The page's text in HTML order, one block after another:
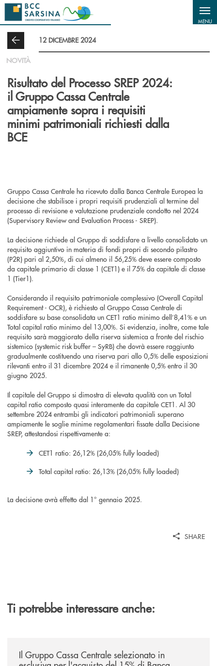
Salta al contenuto principale
MENU
12 DICEMBRE 2024
NOVITÀ
Risultato del Processo SREP 2024:
il Gruppo Cassa Centrale
ampiamente sopra i requisiti
minimi patrimoniali richiesti dalla
BCE
Gruppo Cassa Centrale ha ricevuto dalla Banca Centrale Europea la
decisione che stabilisce i propri requisiti prudenziali al termine del
processo di revisione e valutazione prudenziale condotto nel 2024
(Supervisory Review and Evaluation Process - SREP).
La decisione richiede al Gruppo di soddisfare a livello consolidato un
requisito aggiuntivo in materia di fondi propri di secondo pilastro
(P2R) pari al 2,50%, di cui almeno il 56,25% deve essere composto
da capitale primario di classe 1 (CET1) e il 75% da capitale di classe
1 (Tier1).
Considerando il requisito patrimoniale complessivo (Overall Capital
Requirement - OCR), è richiesto al Gruppo Cassa Centrale di
soddisfare su base consolidata un CET1 ratio minimo dell’8,41% e un
Total capital ratio minimo del 13,00%. Si evidenzia, inoltre, come tale
requisito sarà maggiorato della riserva sistemica a fronte del rischio
sistemico (systemic risk buffer – SyRB) che dovrà essere raggiunto
gradualmente costituendo una riserva pari allo 0,5% delle esposizioni
rilevanti entro il 31 dicembre 2024 e il rimanente 0,5% entro il 30
giugno 2025.
Il capitale del Gruppo si dimostra di elevata qualità con un Total
capital ratio composto quasi interamente da capitale CET1. Al 30
settembre 2024 entrambi gli indicatori patrimoniali superano
ampiamente le soglie minime regolamentari fissate dalla Decisione
SREP, attestandosi rispettivamente a:
CET1 ratio: 26,12% (26,05% fully loaded)
Total capital ratio: 26,13% (26,05% fully loaded)
La decisione avrà effetto dal 1° gennaio 2025.
SHARE
Ti potrebbe interessare anche:
Il Gruppo Cassa Centrale selezionato in